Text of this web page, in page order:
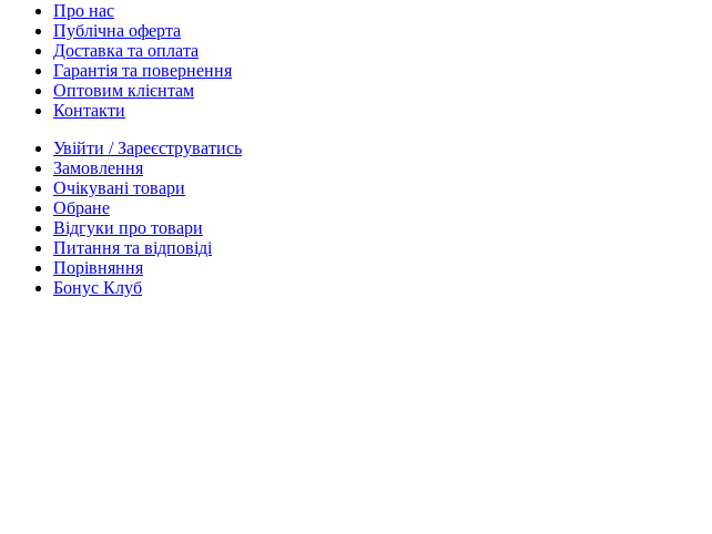
Про нас
Публічна оферта
Доставка та оплата
Гарантія та повернення
Оптовим клієнтам
Контакти
Увійти / Зареєструватись
Замовлення
Очікувані товари
Обране
Відгуки про товари
Питання та відповіді
Порівняння
Бонус Клуб